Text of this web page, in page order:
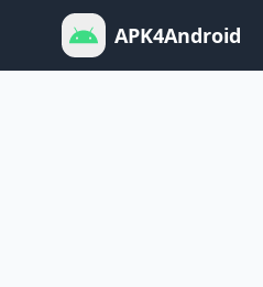
APK4Android